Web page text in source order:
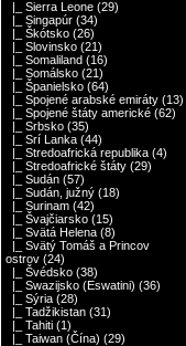
|_ Sierra Leone (29)
|_ Singapúr (34)
|_ Škótsko (26)
|_ Slovinsko (21)
|_ Somaliland (16)
|_ Somálsko (21)
|_ Španielsko (64)
|_ Spojené arabské emiráty (13)
|_ Spojené štáty americké (62)
|_ Srbsko (35)
|_ Srí Lanka (44)
|_ Stredoafrická republika (4)
|_ Stredoafrické štáty (29)
|_ Sudán (57)
|_ Sudán, južný (18)
|_ Surinam (42)
|_ Švajčiarsko (15)
|_ Svätá Helena (8)
|_ Svätý Tomáš a Princov
ostrov (24)
|_ Švédsko (38)
|_ Swazijsko (Eswatini) (36)
|_ Sýria (28)
|_ Tadžikistan (31)
|_ Tahiti (1)
|_ Taiwan (Čína) (29)